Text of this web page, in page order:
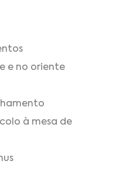
e no oriente
à mesa de